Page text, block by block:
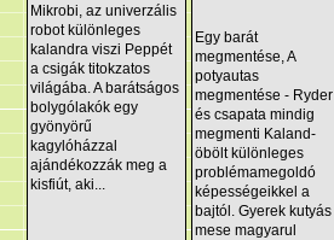
Mikrobi, az univerzális
robot különleges
kalandra viszi Peppét
a csigák titokzatos
világába. A barátságos
bolygólakók egy
gyönyörű
kagylóházzal
ajándékozzák meg a
kisfiút, aki...
Egy barát
megmentése, A
potyautas
megmentése - Ryder
és csapata mindig
megmenti Kaland-
öbölt különleges
problémamegoldó
képességeikkel a
bajtól. Gyerek kutyás
mese magyarul